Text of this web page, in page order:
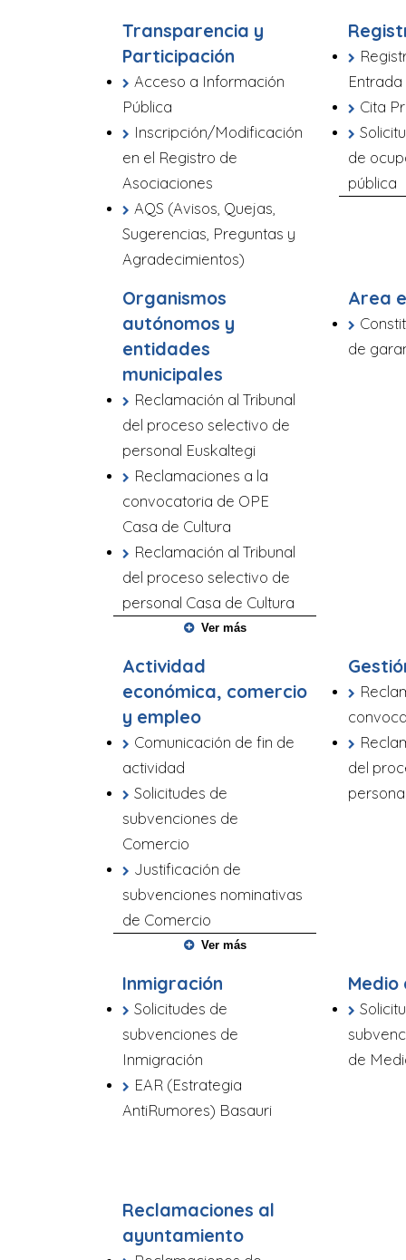
Transparencia y
Participación
Acceso a Información
Pública
Inscripción/Modificación
en el Registro de
Asociaciones
AQS (Avisos, Quejas,
Sugerencias, Preguntas y
Agradecimientos)
Entrada
Cita
de
pública
Organismos
autónomos y
entidades
municipales
Reclamación al Tribunal
del proceso selectivo de
personal Euskaltegi
Reclamaciones a la
convocatoria de OPE
Casa de Cultura
Reclamación al Tribunal
del proceso selectivo de
personal Casa de Cultura
Ver más
Area
de
Actividad
económica, comercio
y empleo
Comunicación de fin de
actividad
Solicitudes de
subvenciones de
Comercio
Justificación de
subvenciones nominativas
de Comercio
Ver más
del
Inmigración
Solicitudes de
subvenciones de
Inmigración
EAR (Estrategia
AntiRumores) Basauri
de
Reclamaciones al
ayuntamiento